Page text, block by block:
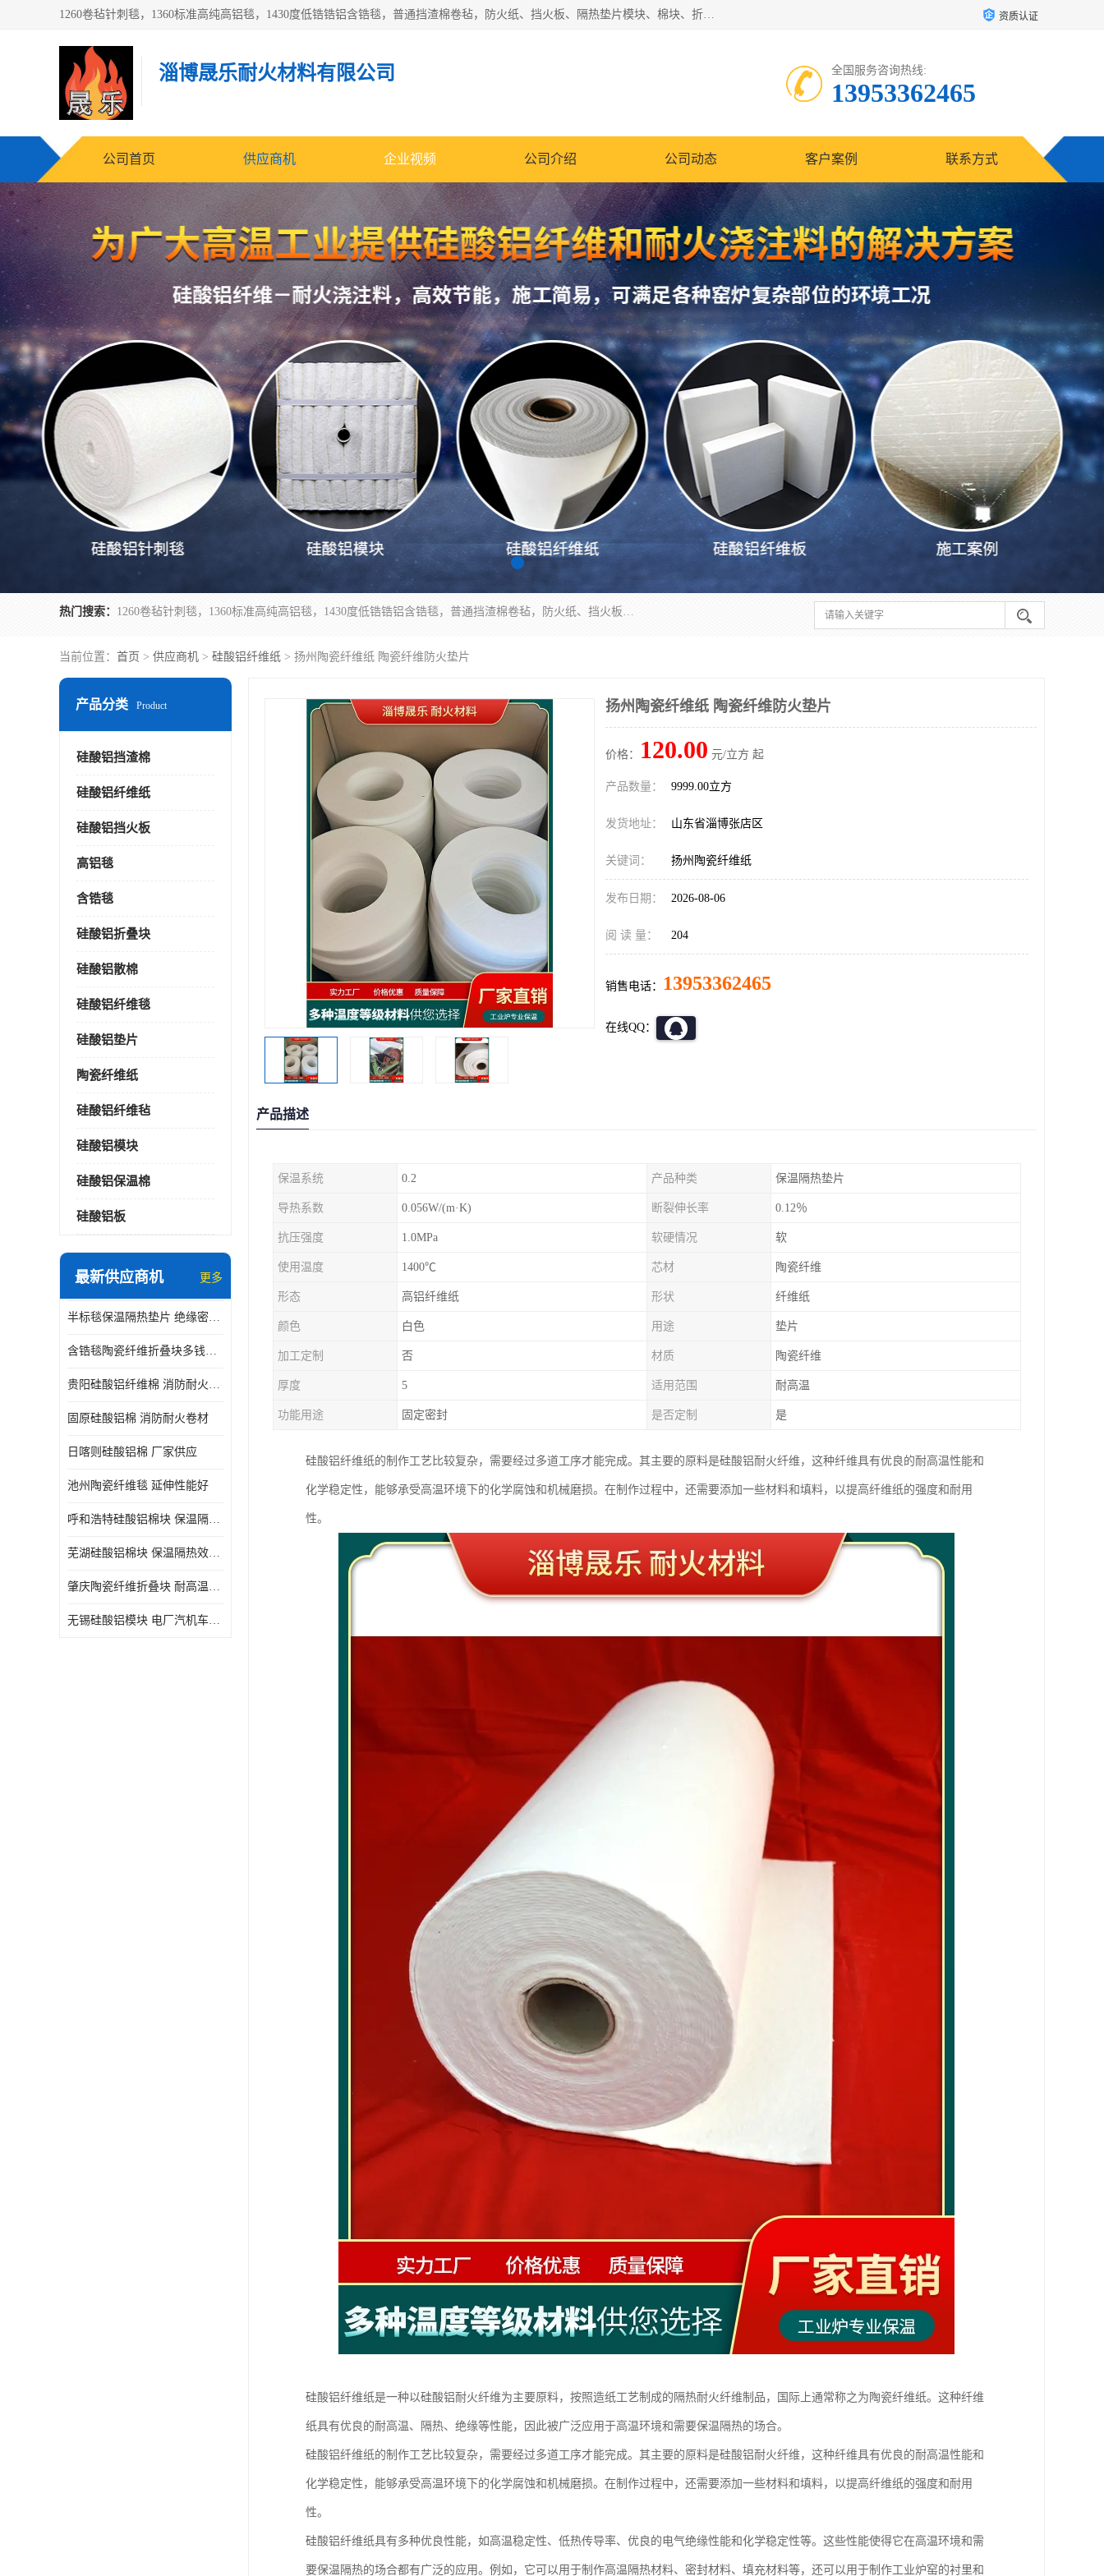
1260卷毡针刺毯，1360标准高纯高铝毯，1430度低锆锆铝含锆毯，普通挡渣棉卷毡，防火纸、挡火板、隔热垫片模块、棉块、折叠块、散棉高温固化剂价格规格密度多少钱图片视频立方平米参数指标 资质认证
淄博晟乐耐火材料有限公司 全国服务咨询热线:
13953362465
公司首页 供应商机 企业视频 公司介绍 公司动态 客户案例 联系方式
热门搜索： 1260卷毡针刺毯，1360标准高纯高铝毯，1430度低锆锆铝含锆毯，普通挡渣棉卷毡，防火纸、挡火板、隔热垫片模块、棉块、折叠块、散棉高温固化剂价格规格密度多少钱图片视频立方平米参数指标
当前位置： 首页 > 供应商机 > 硅酸铝纤维纸 > 扬州陶瓷纤维纸 陶瓷纤维防火垫片
产品分类 Product
硅酸铝挡渣棉
硅酸铝纤维纸
硅酸铝挡火板
高铝毯
含锆毯
硅酸铝折叠块
硅酸铝散棉
硅酸铝纤维毯
硅酸铝垫片
陶瓷纤维纸
硅酸铝纤维毡
硅酸铝模块
硅酸铝保温棉
硅酸铝板
最新供应商机 更多
半标毯保温隔热垫片 绝缘密封垫片
含锆毯陶瓷纤维折叠块多钱一立方 硅酸铝模块
贵阳硅酸铝纤维棉 消防耐火卷材
固原硅酸铝棉 消防耐火卷材
日喀则硅酸铝棉 厂家供应
池州陶瓷纤维毯 延伸性能好
呼和浩特硅酸铝棉块 保温隔热效果好
芜湖硅酸铝棉块 保温隔热效果好
肇庆陶瓷纤维折叠块 耐高温阻燃 抗撕裂 质地硬
无锡硅酸铝模块 电厂汽机车间设备管道保温用硅酸铝棉
扬州陶瓷纤维纸 陶瓷纤维防火垫片
价格： 120.00 元/立方 起
产品数量： 9999.00立方
发货地址： 山东省淄博张店区
关键词： 扬州陶瓷纤维纸
发布日期： 2026-08-06
阅 读 量： 204
销售电话： 13953362465
在线QQ：
产品描述
保温系统 0.2 产品种类 保温隔热垫片
导热系数 0.056W/(m·K) 断裂伸长率 0.12％
抗压强度 1.0MPa 软硬情况 软
使用温度 1400℃ 芯材 陶瓷纤维
形态 高铝纤维纸 形状 纤维纸
颜色 白色 用途 垫片
加工定制 否 材质 陶瓷纤维
厚度 5 适用范围 耐高温
功能用途 固定密封 是否定制 是
硅酸铝纤维纸的制作工艺比较复杂，需要经过多道工序才能完成。其主要的原料是硅酸铝耐火纤维，这种纤维具有优良的耐高温性能和
化学稳定性，能够承受高温环境下的化学腐蚀和机械磨损。在制作过程中，还需要添加一些材料和填料，以提高纤维纸的强度和耐用
性。
硅酸铝纤维纸是一种以硅酸铝耐火纤维为主要原料，按照造纸工艺制成的隔热耐火纤维制品，国际上通常称之为陶瓷纤维纸。这种纤维
纸具有优良的耐高温、隔热、绝缘等性能，因此被广泛应用于高温环境和需要保温隔热的场合。
硅酸铝纤维纸的制作工艺比较复杂，需要经过多道工序才能完成。其主要的原料是硅酸铝耐火纤维，这种纤维具有优良的耐高温性能和
化学稳定性，能够承受高温环境下的化学腐蚀和机械磨损。在制作过程中，还需要添加一些材料和填料，以提高纤维纸的强度和耐用
性。
硅酸铝纤维纸具有多种优良性能，如高温稳定性、低热传导率、优良的电气绝缘性能和化学稳定性等。这些性能使得它在高温环境和需
要保温隔热的场合都有广泛的应用。例如，它可以用于制作高温隔热材料、密封材料、填充材料等，还可以用于制作工业炉窑的衬里和